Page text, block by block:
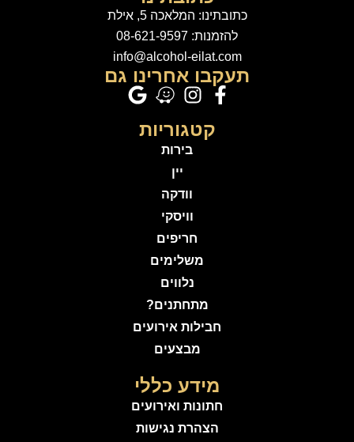
כתובתינו: המלאכה 5, אילת
להזמנות: 08-621-9597
info@alcohol-eilat.com
תעקבו אחרינו גם
קטגוריות
בירות
יין
וודקה
וויסקי
חריפים
משלימים
נלווים
מתחתנים?
חבילות אירועים
מבצעים
מידע כללי
חתונות ואירועים
הצהרת נגישות